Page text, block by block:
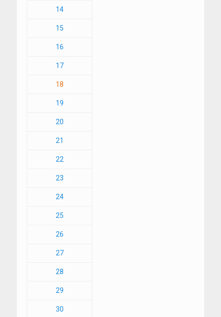
14
15
16
17
18
19
20
21
22
23
24
25
26
27
28
29
30